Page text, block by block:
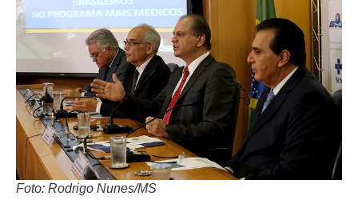
Foto: Rodrigo Nunes/MS